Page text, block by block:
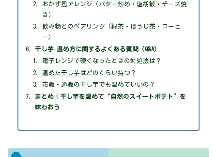
おかず風アレンジ（バター炒め・塩胡椒・チーズ焼
き）
飲み物とのペアリング（緑茶・ほうじ茶・コーヒ
ー）
干し芋 温め方に関するよくある質問（Q&A）
電子レンジで硬くなったときの対処法は？
温めた干し芋はどのくらい持つ？
市販・通販の干し芋でも温めていいの？
まとめ｜干し芋を温めて“自然のスイートポテト”を
味わおう